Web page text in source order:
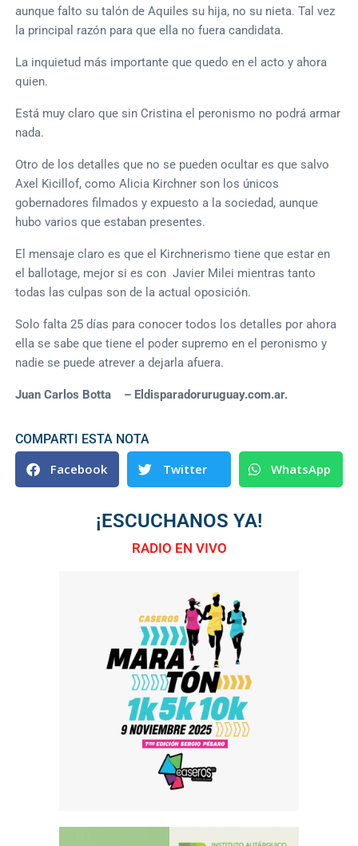
aunque falto su talón de Aquiles su hija, no su nieta. Tal vez
la principal razón para que ella no fuera candidata.
La inquietud más importante que quedo en el acto y ahora
quien.
Está muy claro que sin Cristina el peronismo no podrá armar
nada.
Otro de los detalles que no se pueden ocultar es que salvo
Axel Kicillof, como Alicia Kirchner son los únicos
gobernadores filmados y expuesto a la sociedad, aunque
hubo varios que estaban presentes.
El mensaje claro es que el Kirchnerismo tiene que estar en
el ballotage, mejor si es con Javier Milei mientras tanto
todas las culpas son de la actual oposición.
Solo falta 25 días para conocer todos los detalles por ahora
ella se sabe que tiene el poder supremo en el peronismo y
nadie se puede atrever a dejarla afuera.
Juan Carlos Botta – Eldisparadoruruguay.com.ar.
COMPARTI ESTA NOTA
Facebook Twitter WhatsApp
¡ESCUCHANOS YA!
RADIO EN VIVO